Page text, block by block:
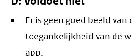
Er is geen goed beeld van
toegankelijkheid van de
app.